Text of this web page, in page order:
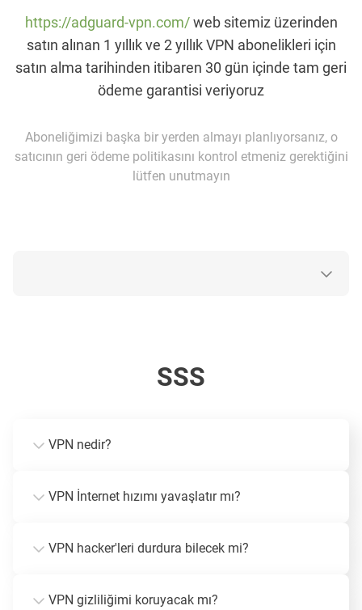
https://adguard-vpn.com/web sitemiz üzerinden
satın alınan 1 yıllık ve 2 yıllık VPN abonelikleri için
satın alma tarihinden itibaren 30 gün içinde tam geri
ödeme garantisi veriyoruz
Aboneliğimizi başka bir yerden almayı planlıyorsanız, o
satıcının geri ödeme politikasını kontrol etmeniz gerektiğini
lütfen unutmayın
SSS
VPN nedir?
VPN İnternet hızımı yavaşlatır mı?
VPN hacker'leri durdura bilecek mi?
VPN gizliliğimi koruyacak mı?